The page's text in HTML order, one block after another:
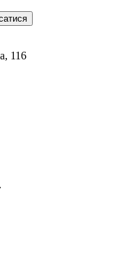
116